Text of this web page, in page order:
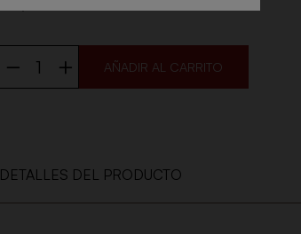
AÑADIR AL CARRITO
DETALLES DEL PRODUCTO